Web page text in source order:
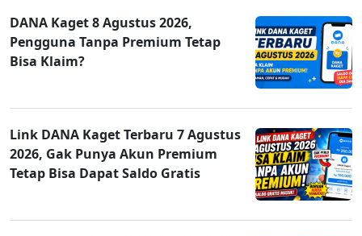
DANA Kaget 8 Agustus 2026,
Pengguna Tanpa Premium Tetap
Bisa Klaim?
Link DANA Kaget Terbaru 7 Agustus
2026, Gak Punya Akun Premium
Tetap Bisa Dapat Saldo Gratis